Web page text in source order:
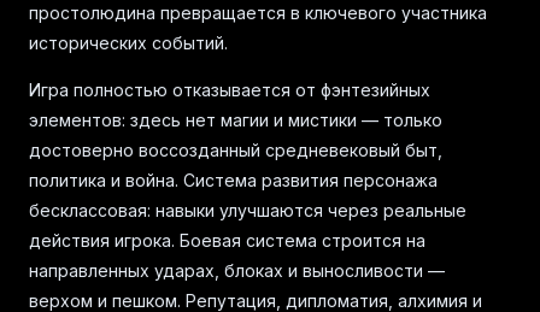
простолюдина превращается в ключевого участника
исторических событий.
Игра полностью отказывается от фэнтезийных
элементов: здесь нет магии и мистики — только
достоверно воссозданный средневековый быт,
политика и война. Система развития персонажа
бесклассовая: навыки улучшаются через реальные
действия игрока. Боевая система строится на
направленных ударах, блоках и выносливости —
верхом и пешком. Репутация, дипломатия, алхимия и